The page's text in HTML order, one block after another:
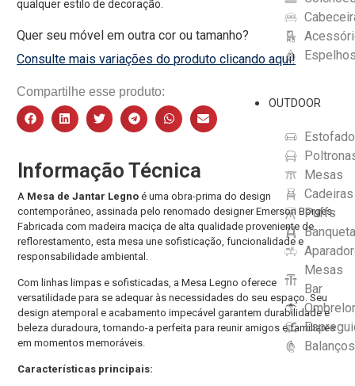
OUTDOOR
Mesas
Cadeiras
Puffs
Mesas
Bar
Balanços
qualquer estilo de decoração.
Quer seu móvel em outra cor ou tamanho?
Consulte mais variações do produto clicando aqui!
Compartilhe esse produto:
Informação Técnica
A Mesa de Jantar Legno é uma obra-prima do design
contemporâneo, assinada pelo renomado designer Emerson Borges.
Fabricada com madeira maciça de alta qualidade proveniente de
reflorestamento, esta mesa une sofisticação, funcionalidade e
responsabilidade ambiental.
Com linhas limpas e sofisticadas, a Mesa Legno oferece
versatilidade para se adequar às necessidades do seu espaço. Seu
design atemporal e acabamento impecável garantem durabilidade e
beleza duradoura, tornando-a perfeita para reunir amigos e familiares
em momentos memoráveis.
Características principais: